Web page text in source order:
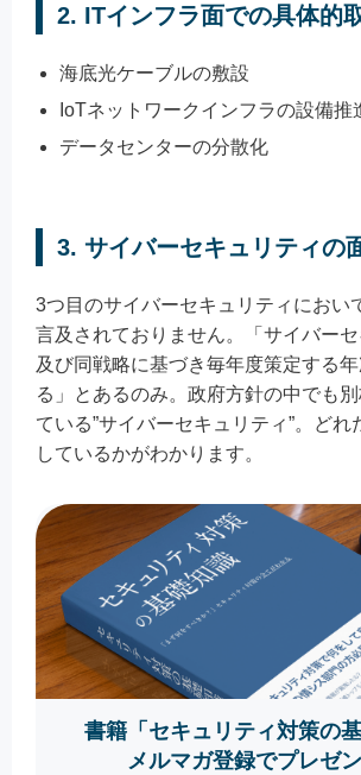
2. ITインフラ面での具体的
海底光ケーブルの敷設
IoTネットワークインフラの設備推
データセンターの分散化
3. サイバーセキュリティの
3つ目のサイバーセキュリティにおい
言及されておりません。「サイバー
及び同戦略に基づき毎年度策定する
る」とあるのみ。政府方針の中でも
ている”サイバーセキュリティ”。どれ
しているかがわかります。
書籍「セキュリティ対策の基
メルマガ登録でプレゼン